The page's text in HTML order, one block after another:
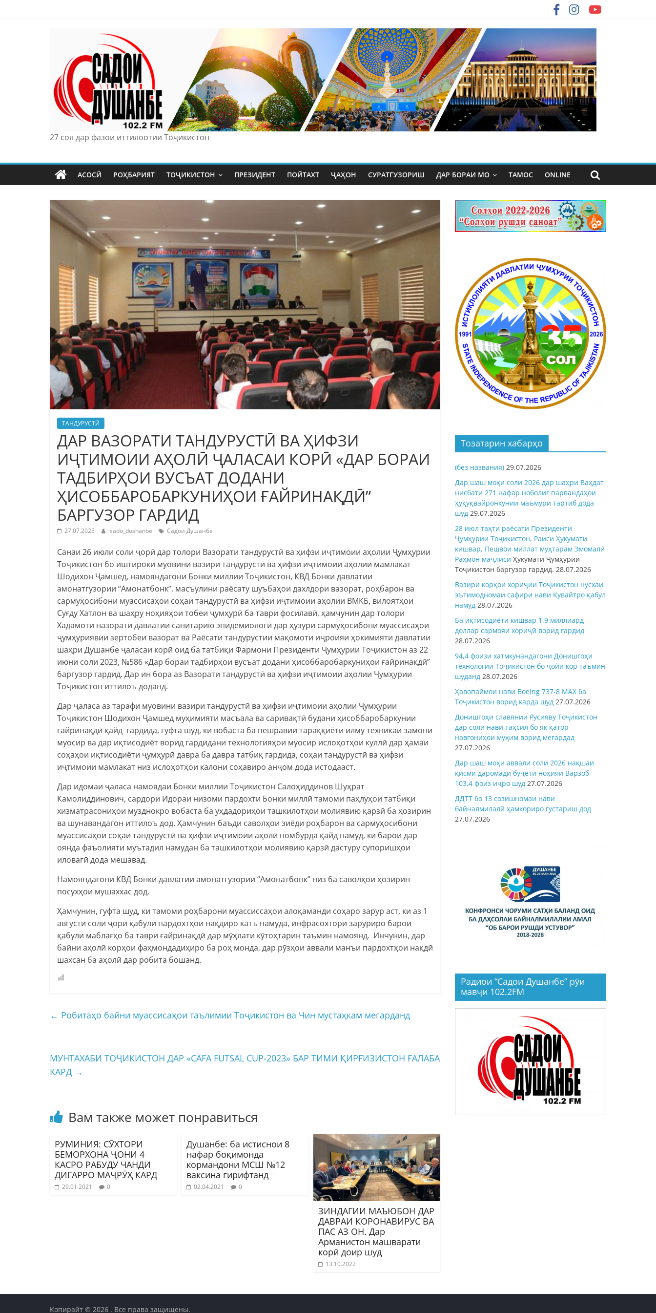
27 сол дар фазои иттилоотии Тоҷикистон
АСОСӢ РОҲБАРИЯТ ТОҶИКИСТОН ПРЕЗИДЕНТ ПОЙТАХТ ҶАҲОН СУРАТГУЗОРИШ ДАР БОРАИ МО ТАМОС ONLINE
ТАНДУРУСТӢ
ДАР ВАЗОРАТИ ТАНДУРУСТӢ ВА ҲИФЗИ
ИҶТИМОИИ АҲОЛӢ ҶАЛАСАИ КОРӢ «ДАР БОРАИ
ТАДБИРҲОИ ВУСЪАТ ДОДАНИ
ҲИСОББАРОБАРКУНИҲОИ ҒАЙРИНАҚДӢ”
БАРГУЗОР ГАРДИД
27.07.2023 sado_dushanbe Садои Душанбе
Санаи 26 июли соли ҷорӣ дар толори Вазорати тандурустӣ ва ҳифзи иҷтимоии аҳолии Ҷумҳурии
Тоҷикистон бо иштироки муовини вазири тандурустӣ ва ҳифзи иҷтимоии аҳолии мамлакат
Шодихон Ҷамшед, намояндагони Бонки миллии Тоҷикистон, КВД Бонки давлатии
амонатгузории “Амонатбонк”, масъулини раёсату шуъбаҳои дахлдори вазорат, роҳбарон ва
сармуҳосибони муассисаҳои соҳаи тандурустӣ ва ҳифзи иҷтимоии аҳолии ВМКБ, вилоятҳои
Суғду Хатлон ва шаҳру ноҳияҳои тобеи ҷумҳурӣ ба таври фосилавӣ, ҳамчунин дар толори
Хадамоти назорати давлатии санитарию эпидемиологӣ дар ҳузури сармуҳосибони муассисаҳои
ҷумҳуриявии зертобеи вазорат ва Раёсати тандурустии мақомоти иҷроияи ҳокимияти давлатии
шаҳри Душанбе ҷаласаи корӣ оид ба татбиқи Фармони Президенти Ҷумҳурии Тоҷикистон аз 22
июни соли 2023, №586 «Дар бораи тадбирҳои вусъат додани ҳисоббаробаркуниҳои ғайринақдӣ”
баргузор гардид. Дар ин бора аз Вазорати тандурустӣ ва ҳифзи иҷтимоии аҳолии Ҷумҳурии
Тоҷикистон иттилоъ доданд.
Дар ҷаласа аз тарафи муовини вазири тандурустӣ ва ҳифзи иҷтимоии аҳолии Ҷумҳурии
Тоҷикистон Шодихон Ҷамшед муҳимияти масъала ва саривақтӣ будани ҳисоббаробаркунии
ғайринақдӣ қайд гардида, гуфта шуд, ки вобаста ба пешравии тараққиёти илму техникаи замони
муосир ва дар иқтисодиёт ворид гардидани технологияҳои муосир ислоҳотҳои куллӣ дар ҳамаи
соҳаҳои иқтисодиёти ҷумҳурӣ давра ба давра татбиқ гардида, соҳаи тандурустӣ ва ҳифзи
иҷтимоии мамлакат низ ислоҳотҳои калони соҳавиро анҷом дода истодааст.
Дар идомаи ҷаласа намоядаи Бонки миллии Тоҷикистон Салоҳиддинов Шуҳрат
Камолиддинович, сардори Идораи низоми пардохти Бонки миллӣ тамоми паҳлуҳои татбиқи
хизматрасониҳои музднокро вобаста ба уҳдадориҳои ташкилотҳои молиявию қарзӣ ба ҳозирин
ва шунавандагон иттилоъ дод. Ҳамчунин баъди саволҳои зиёди роҳбарон ва сармуҳосибони
муассисаҳои соҳаи тандурустӣ ва ҳифзи иҷтимоии аҳолӣ номбурда қайд намуд, ки барои дар
оянда фаъолияти муътадил намудан ба ташкилотҳои молиявию қарзӣ дастуру супоришҳои
иловагӣ дода мешавад.
Намояндагони КВД Бонки давлатии амонатгузории “Амонатбонк” низ ба саволҳои ҳозирин
посухҳои мушаххас дод.
Ҳамчунин, гуфта шуд, ки тамоми роҳбарони муассиссаҳои алоқаманди соҳаро зарур аст, ки аз 1
августи соли ҷорӣ қабули пардохтҳои нақдиро катъ намуда, инфрасохтори заруриро барои
қабули маблағҳо ба таври ғайринақдӣ дар мӯҳлати кӯтоҳтарин таъмин намоянд. Инчунин, дар
байни аҳолӣ корҳои фаҳмондадиҳиро ба роҳ монда, дар рӯзҳои аввали манъи пардохтҳои нақдӣ
шахсан ба аҳолӣ дар робита бошанд.
← Робитаҳо байни муассисаҳои таълимии Тоҷикистон ва Чин мустаҳкам мегарданд
МУНТАХАБИ ТОҶИКИСТОН ДАР «CAFA FUTSAL CUP-2023» БАР ТИМИ ҚИРҒИЗИСТОН ҒАЛАБА
КАРД →
Вам также может понравиться
РУМИНИЯ: СӮХТОРИ
БЕМОРХОНА ҶОНИ 4
КАСРО РАБУДУ ЧАНДИ
ДИГАРРО МАҶРӮҲ КАРД
29.01.2021 0
Душанбе: ба истиснои 8
нафар боқимонда
кормандони МСШ №12
ваксина гирифтанд
02.04.2021 0
ЗИНДАГИИ МАЪЮБОН ДАР
ДАВРАИ КОРОНАВИРУС ВА
ПАС АЗ ОН. Дар
Арманистон машварати
корӣ доир шуд
13.10.2022
Тозатарин хабарҳо
(без названия) 29.07.2026
Дар шаш моҳи соли 2026 дар шаҳри Ваҳдат
нисбати 271 нафар ноболиғ парвандаҳои
ҳуқуқвайронкунии маъмурӣ тартиб дода
шуд 29.07.2026
28 июл таҳти раёсати Президенти
Ҷумҳурии Тоҷикистон, Раиси Ҳукумати
кишвар, Пешвои миллат муҳтарам Эмомалӣ
Раҳмон маҷлиси Ҳукумати Ҷумҳурии
Тоҷикистон баргузор гардид. 28.07.2026
Вазири корҳои хориҷии Тоҷикистон нусхаи
эътимодномаи сафири нави Кувайтро қабул
намуд 28.07.2026
Ба иқтисодиёти кишвар 1,9 миллиард
доллар сармояи хориҷӣ ворид гардид
28.07.2026
94,4 фоизи хатмкунандагони Донишгоҳи
технологии Тоҷикистон бо ҷойи кор таъмин
шуданд 28.07.2026
Ҳавопаймои нави Boeing 737-8 MAX ба
Тоҷикистон ворид карда шуд 27.07.2026
Донишгоҳи славянии Русияву Тоҷикистон
дар соли нави таҳсил бо як қатор
навгониҳои муҳим ворид мегардад
27.07.2026
Дар шаш моҳи аввали соли 2026 нақшаи
қисми даромади буҷети ноҳияи Варзоб
103,4 фоиз иҷро шуд 27.07.2026
ДДТТ бо 13 созишномаи нави
байналмилалӣ ҳамкориро густариш дод
27.07.2026
Радиои “Садои Душанбе” рӯи
мавҷи 102.2FM
Копирайт © 2026 . Все права защищены.